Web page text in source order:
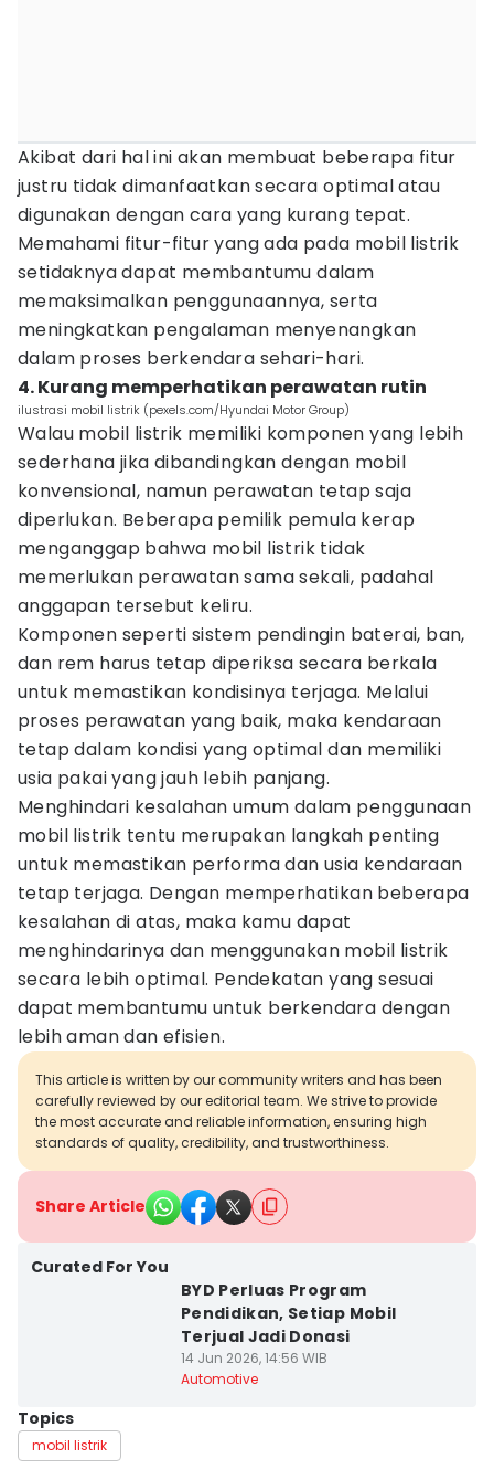
Akibat dari hal ini akan membuat beberapa fitur
justru tidak dimanfaatkan secara optimal atau
digunakan dengan cara yang kurang tepat.
Memahami fitur-fitur yang ada pada mobil listrik
setidaknya dapat membantumu dalam
memaksimalkan penggunaannya, serta
meningkatkan pengalaman menyenangkan
dalam proses berkendara sehari-hari.
4. Kurang memperhatikan perawatan rutin
ilustrasi mobil listrik (pexels.com/Hyundai Motor Group)
Walau mobil listrik memiliki komponen yang lebih
sederhana jika dibandingkan dengan mobil
konvensional, namun perawatan tetap saja
diperlukan. Beberapa pemilik pemula kerap
menganggap bahwa mobil listrik tidak
memerlukan perawatan sama sekali, padahal
anggapan tersebut keliru.
Komponen seperti sistem pendingin baterai, ban,
dan rem harus tetap diperiksa secara berkala
untuk memastikan kondisinya terjaga. Melalui
proses perawatan yang baik, maka kendaraan
tetap dalam kondisi yang optimal dan memiliki
usia pakai yang jauh lebih panjang.
Menghindari kesalahan umum dalam penggunaan
mobil listrik tentu merupakan langkah penting
untuk memastikan performa dan usia kendaraan
tetap terjaga. Dengan memperhatikan beberapa
kesalahan di atas, maka kamu dapat
menghindarinya dan menggunakan mobil listrik
secara lebih optimal. Pendekatan yang sesuai
dapat membantumu untuk berkendara dengan
lebih aman dan efisien.
This article is written by our community writers and has been
carefully reviewed by our editorial team. We strive to provide
the most accurate and reliable information, ensuring high
standards of quality, credibility, and trustworthiness.
Share Article
Curated For You
BYD Perluas Program
Pendidikan, Setiap Mobil
Terjual Jadi Donasi
14 Jun 2026, 14:56 WIB
Automotive
Topics
mobil listrik